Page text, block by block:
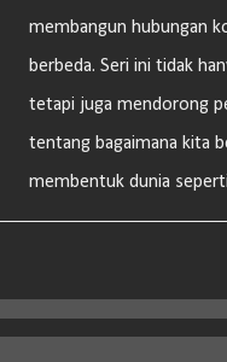
membangun hubungan
berbeda. Seri ini tidak
tetapi juga mendorong
tentang bagaimana kita
membentuk dunia